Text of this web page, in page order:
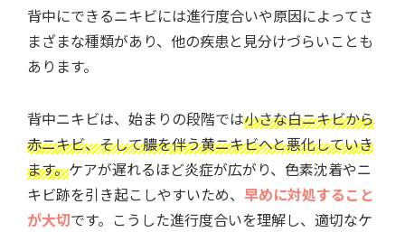
背中にできるニキビには進行度合いや原因によってさ
まざまな種類があり、他の疾患と見分けづらいことも
あります。
背中ニキビは、始まりの段階では小さな白ニキビから
赤ニキビ、そして膿を伴う黄ニキビへと悪化していき
ます。ケアが遅れるほど炎症が広がり、色素沈着やニ
キビ跡を引き起こしやすいため、 早めに対処すること
が大切です。こうした進行度合いを理解し、適切なケ